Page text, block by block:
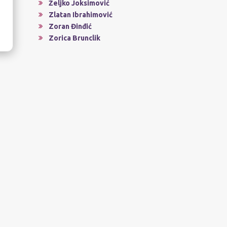
Željko Joksimović
Zlatan Ibrahimović
Zoran Đinđić
Zorica Brunclik